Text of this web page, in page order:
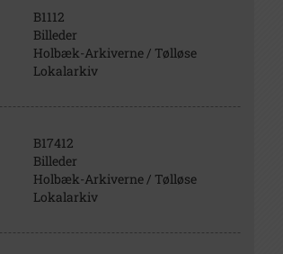
B1112
Billeder
Holbæk-Arkiverne / Tølløse
Lokalarkiv
B17412
Billeder
Holbæk-Arkiverne / Tølløse
Lokalarkiv